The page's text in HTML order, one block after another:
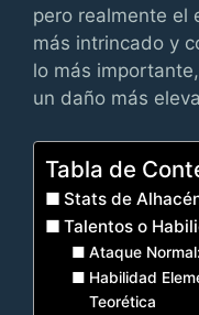
pero realmente el
más intrincado y
lo más
un daño más
Tabla de
Stats de
Talentos o
Ataque
Habilidad
Teorética